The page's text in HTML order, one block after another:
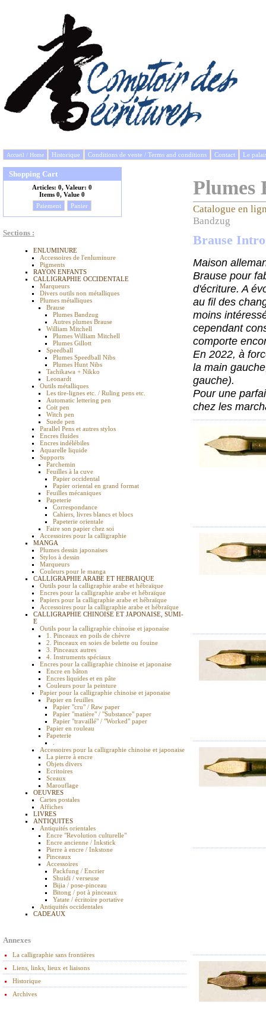
Accueil / Home Historique Conditions de vente / Terms and conditions Contact Le
Shopping Cart
Articles:0, Valeur:0
Items0, Value0
Paiement
Panier
Sections :
ENLUMINURE
Accessoires de l'enluminure
Pigments
RAYON ENFANTS
CALLIGRAPHIE OCCIDENTALE
Marqueurs
Divers outils non métalliques
Plumes métalliques
Brause
Plumes Bandzug
Autres plumes Brause
William Mitchell
Plumes William Mitchell
Plumes Gillott
Speedball
Plumes Speedball Nibs
Plumes Hunt Nibs
Tachikawa + Nikko
Leonardt
Outils métalliques
Les tire-lignes etc. / Ruling pens etc.
Automatic lettering pen
Coit pen
Witch pen
Suede pen
Parallel Pens et autres stylos
Encres fluides
Encres indélébiles
Aquarelle liquide
Supports
Parchemin
Feuilles à la cuve
Papier occidental
Papier oriental en grand format
Feuilles mécaniques
Papeterie
Correspondance
Cahiers, livres blancs et blocs
Papeterie orientale
Faire son papier chez soi
Accessoires pour la calligraphie
MANGA
Plumes dessin japonaises
Stylos à dessin
Marqueurs
Couleurs pour le manga
CALLIGRAPHIE ARABE ET HEBRAIQUE
Outils pour la calligraphie arabe et hébraïque
Encres pour la calligraphie arabe et hébraïque
Papiers pour la calligraphie arabe et hébraïque
Accessoires pour la calligraphie arabe et hébraïque
CALLIGRAPHIE CHINOISE ET JAPONAISE, SUMI-
E
Outils pour la calligraphie chinoise et japonaise
1. Pinceaux en poils de chèvre
2. Pinceaux en soies de belette ou fouine
3. Pinceaux autres
4. Instruments spéciaux
Encres pour la calligraphie chinoise et japonaise
Encre en bâton
Encres liquides et en pâte
Couleurs pour la peinture
Papier pour la calligraphie chinoise et japonaise
Papier en feuilles
Papier "cru" / Raw paper
Papier "matière" / "Substance" paper
Papier "travaillé" / "Worked" paper
Papier en rouleau
Papeterie
Accessoires pour la calligraphie chinoise et japonaise
La pierre à encre
Objets divers
Ecritoires
Sceaux
Marouflage
OEUVRES
Cartes postales
Affiches
LIVRES
ANTIQUITES
Antiquités orientales
Encre "Revolution culturelle"
Encre ancienne / Inkstick
Pierre à encre / Inkstone
Pinceaux
Accessoires
Packfung / Encrier
Shuidi / verseuse
Bijia / pose-pinceau
Bitong / pot à pinceaux
Yatate / écritoire portative
Antiquités occidentales
CADEAUX
Annexes
La calligraphie sans frontières
Liens, links, lieux et liaisons
Historique
Archives
Plumes
Catalogue en
Bandzug
Brause
Maison
Brause pour
d'écriture. A
au fil des
moins
cependant
comporte
En 2022, à
la main
gauche).
Pour une
chez les